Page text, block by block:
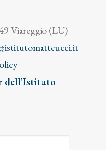
Viareggio (LU)
dell’Istituto